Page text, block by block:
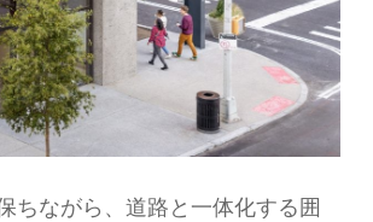
ちながら、道路と一体化する囲